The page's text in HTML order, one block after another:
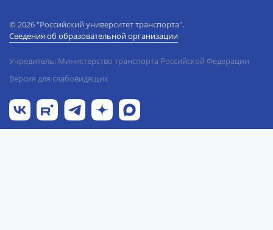
© 2026 "Российский университет транспорта".
Сведения об образовательной организации
Учредитель: Министерство транспорта Российской Федерации
Версия для слабовидящих